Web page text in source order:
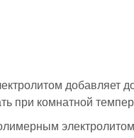
добавляет
при комнатной